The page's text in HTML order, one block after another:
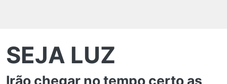
SEJA LUZ
Irão chegar no tempo certo as